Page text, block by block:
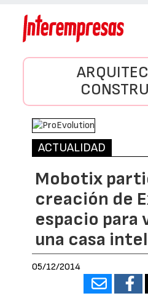
ACTUALIDAD
Mobotix
creación de
espacio para
una casa
05/12/2014